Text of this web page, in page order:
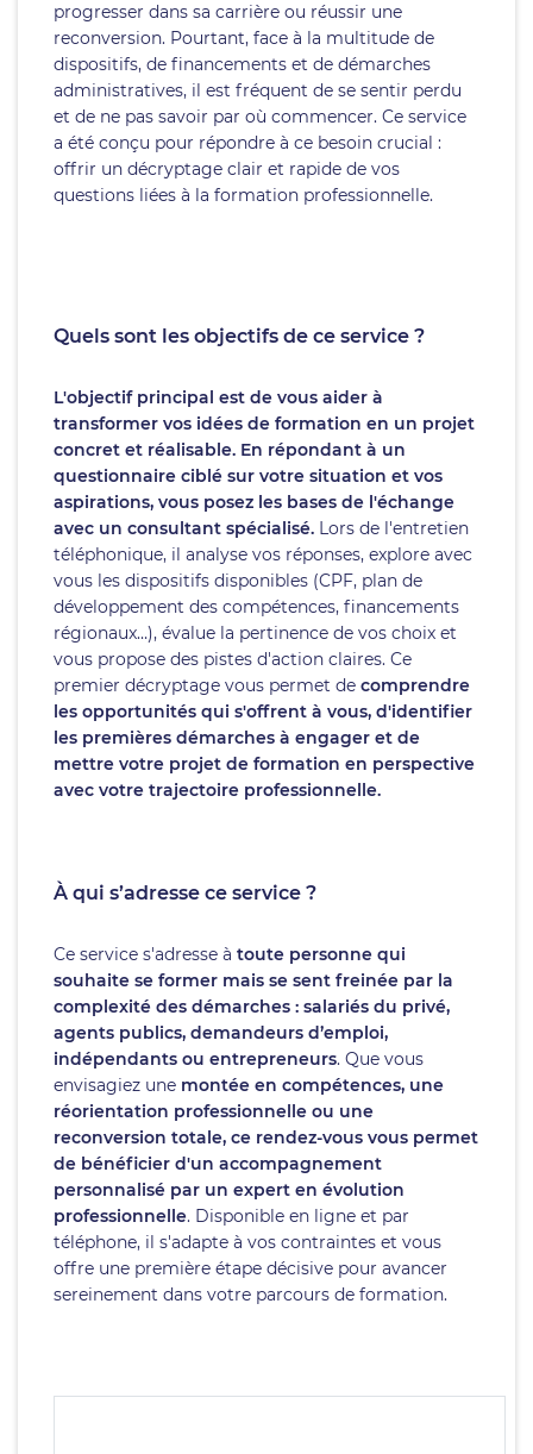
progresser dans sa carrière ou réussir une
reconversion. Pourtant, face à la multitude de
dispositifs, de financements et de démarches
administratives, il est fréquent de se sentir perdu
et de ne pas savoir par où commencer. Ce service
a été conçu pour répondre à ce besoin crucial :
offrir un décryptage clair et rapide de vos
questions liées à la formation professionnelle.
Quels sont les objectifs de ce service ?
L'objectif principal est de vous aider à
transformer vos idées de formation en un projet
concret et réalisable. En répondant à un
questionnaire ciblé sur votre situation et vos
aspirations, vous posez les bases de l'échange
avec un consultant spécialisé. Lors de l'entretien
téléphonique, il analyse vos réponses, explore avec
vous les dispositifs disponibles (CPF, plan de
développement des compétences, financements
régionaux…), évalue la pertinence de vos choix et
vous propose des pistes d'action claires. Ce
premier décryptage vous permet de comprendre
les opportunités qui s'offrent à vous, d'identifier
les premières démarches à engager et de
mettre votre projet de formation en perspective
avec votre trajectoire professionnelle.
À qui s’adresse ce service ?
Ce service s'adresse à toute personne qui
souhaite se former mais se sent freinée par la
complexité des démarches : salariés du privé,
agents publics, demandeurs d’emploi,
indépendants ou entrepreneurs. Que vous
envisagiez une montée en compétences, une
réorientation professionnelle ou une
reconversion totale, ce rendez-vous vous permet
de bénéficier d'un accompagnement
personnalisé par un expert en évolution
professionnelle. Disponible en ligne et par
téléphone, il s'adapte à vos contraintes et vous
offre une première étape décisive pour avancer
sereinement dans votre parcours de formation.